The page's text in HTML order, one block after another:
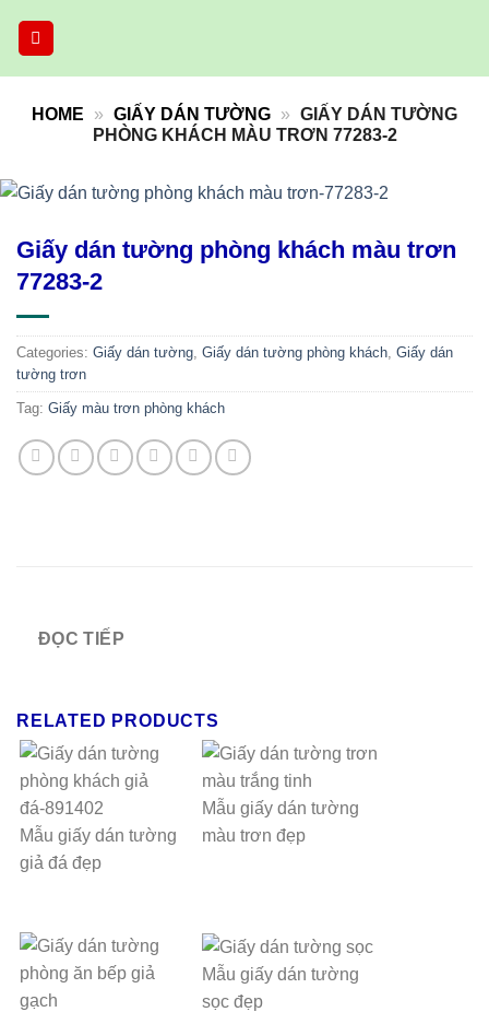
HOME » GIẤY DÁN TƯỜNG » GIẤY DÁN TƯỜNG
PHÒNG KHÁCH MÀU TRƠN 77283-2
Giấy dán tường phòng khách màu trơn
77283-2
Categories: Giấy dán tường, Giấy dán tường phòng khách, Giấy dán
tường trơn
Tag: Giấy màu trơn phòng khách
ĐỌC TIẾP
RELATED PRODUCTS
Mẫu giấy dán tường
giả đá đẹp
Mẫu giấy dán tường
màu trơn đẹp
Mẫu giấy dán tường
sọc đẹp